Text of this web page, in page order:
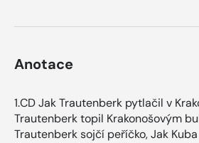
Anotace
1.CD Jak Trautenberk pytlačil v
Trautenberk topil Krakonošovým
Trautenberk sojčí peříčko, Jak